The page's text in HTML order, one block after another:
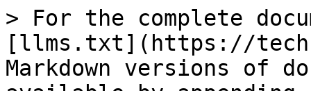
> For the complete
[llms.txt](https://
Markdown versions of